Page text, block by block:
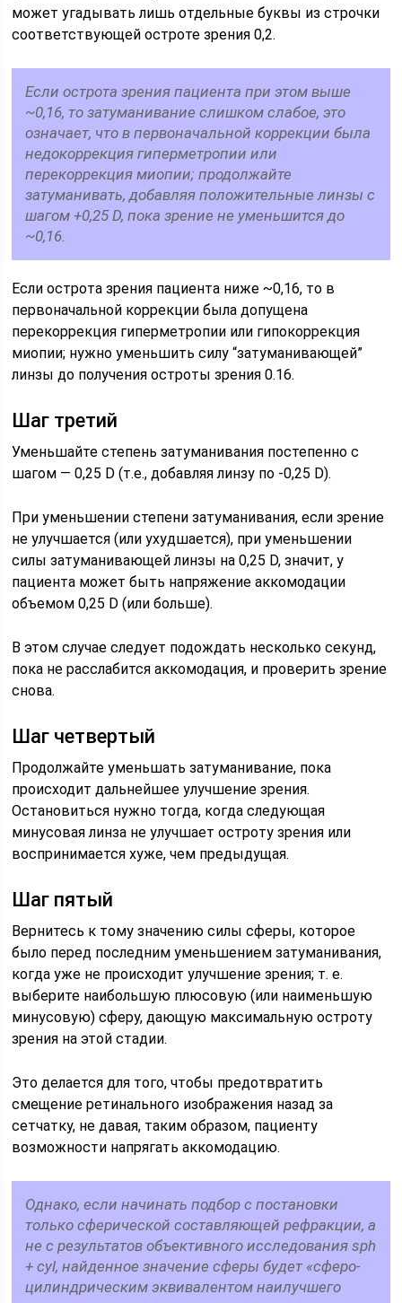
может угадывать лишь отдельные буквы из строчки
соответствующей остроте зрения 0,2.
Если острота зрения пациента при этом выше
~0,16, то затуманивание слишком слабое, это
означает, что в первоначальной коррекции была
недокоррекция гиперметропии или
перекоррекция миопии; продолжайте
затуманивать, добавляя положительные линзы с
шагом +0,25 D, пока зрение не уменьшится до
~0,16.
Если острота зрения пациента ниже ~0,16, то в
первоначальной коррекции была допущена
перекоррекция гиперметропии или гипокоррекция
миопии; нужно уменьшить силу “затуманивающей”
линзы до получения остроты зрения 0.16.
Шаг третий
Уменьшайте степень затуманивания постепенно с
шагом — 0,25 D (т.е., добавляя линзу по -0,25 D).
При уменьшении степени затуманивания, если зрение
не улучшается (или ухудшается), при уменьшении
силы затуманивающей линзы на 0,25 D, значит, у
пациента может быть напряжение аккомодации
объемом 0,25 D (или больше).
В этом случае следует подождать несколько секунд,
пока не расслабится аккомодация, и проверить зрение
снова.
Шаг четвертый
Продолжайте уменьшать затуманивание, пока
происходит дальнейшее улучшение зрения.
Остановиться нужно тогда, когда следующая
минусовая линза не улучшает остроту зрения или
воспринимается хуже, чем предыдущая.
Шаг пятый
Вернитесь к тому значению силы сферы, которое
было перед последним уменьшением затуманивания,
когда уже не происходит улучшение зрения; т. е.
выберите наибольшую плюсовую (или наименьшую
минусовую) сферу, дающую максимальную остроту
зрения на этой стадии.
Это делается для того, чтобы предотвратить
смещение ретинального изображения назад за
сетчатку, не давая, таким образом, пациенту
возможности напрягать аккомодацию.
Однако, если начинать подбор с постановки
только сферической составляющей рефракции, а
не с результатов объективного исследования sph
+ cyl, найденное значение сферы будет «сферо-
цилиндрическим эквивалентом наилучшего